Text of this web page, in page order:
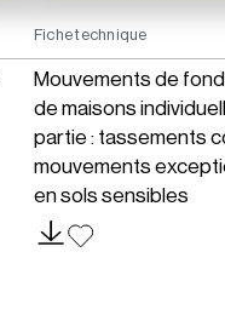
Fiche technique
Mouvements de
de maisons
partie : tassements
mouvements
en sols sensibles